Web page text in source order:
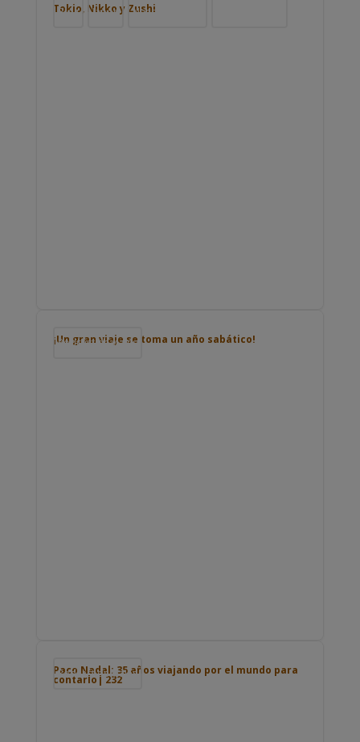
Blog Japón Nuestros viajes
Tokio, Nikko y Zushi
Podcast de viajes
¡Un gran viaje se toma un año sabático!
Podcast de viajes
Paco Nadal: 35 años viajando por el mundo para
contarlo| 232